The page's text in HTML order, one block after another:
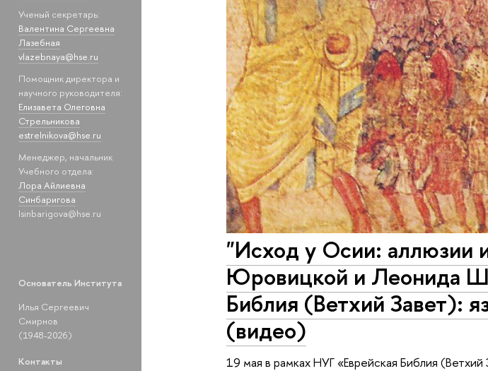
Ученый секретарь:
Валентина Сергеевна
Лазебная
vlazebnaya@hse.ru
Помощник директора и
научного руководителя:
Елизавета Олеговна
Стрельникова
estrelnikova@hse.ru
Менеджер, начальник
Учебного отдела:
Лора Айлиевна
Синбаригова
lsinbarigova@hse.ru
Основатель Института
Илья Сергеевич
Смирнов
(1948-2026)
Контакты
"Исход у Осии: аллюзии
Юровицкой и Леонида
Библия (Ветхий Завет):
(видео)
19 мая в рамках НУГ «Еврейская Библия